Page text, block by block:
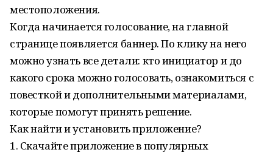
местоположения.
Когда начинается голосование, на главной
странице появляется баннер. По клику на него
можно узнать все детали: кто инициатор и до
какого срока можно голосовать, ознакомиться с
повесткой и дополнительными материалами,
которые помогут принять решение.
Как найти и установить приложение?
1. Скачайте приложение в популярных